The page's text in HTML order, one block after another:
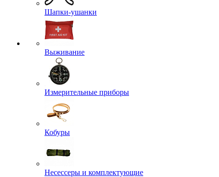
Шапки-ушанки
Выживание
Измерительные приборы
Кобуры
Несессеры и комплектующие